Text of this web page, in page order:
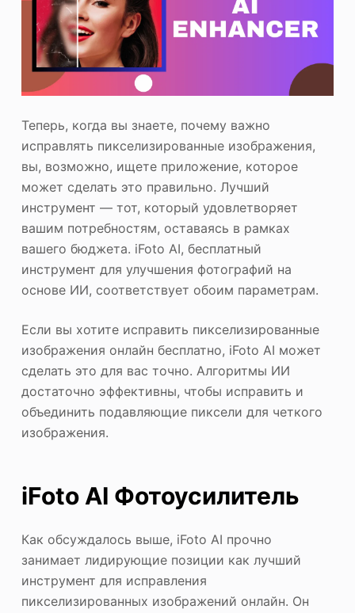
Теперь, когда вы знаете, почему важно
исправлять пикселизированные изображения,
вы, возможно, ищете приложение, которое
может сделать это правильно. Лучший
инструмент — тот, который удовлетворяет
вашим потребностям, оставаясь в рамках
вашего бюджета. iFoto AI, бесплатный
инструмент для улучшения фотографий на
основе ИИ, соответствует обоим параметрам.
Если вы хотите исправить пикселизированные
изображения онлайн бесплатно, iFoto AI может
сделать это для вас точно. Алгоритмы ИИ
достаточно эффективны, чтобы исправить и
объединить подавляющие пиксели для четкого
изображения.
iFoto AI Фотоусилитель
Как обсуждалось выше, iFoto AI прочно
занимает лидирующие позиции как лучший
инструмент для исправления
пикселизированных изображений онлайн. Он